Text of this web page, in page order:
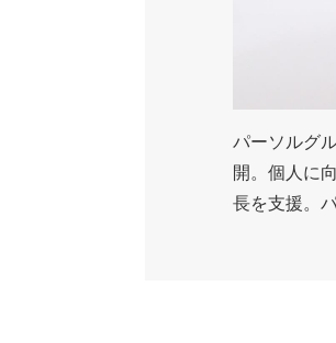
パーソルグ
開。個人に
長を支援。